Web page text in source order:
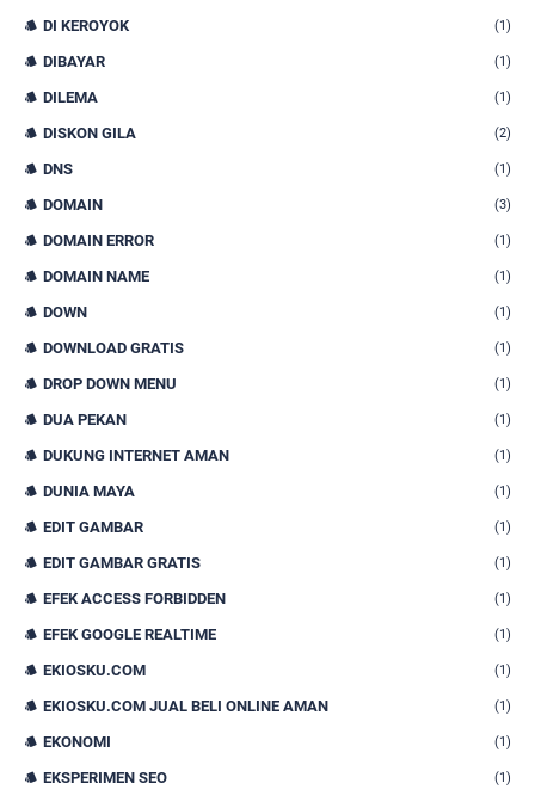
DI KEROYOK (1)
DIBAYAR (1)
DILEMA (1)
DISKON GILA (2)
DNS (1)
DOMAIN (3)
DOMAIN ERROR (1)
DOMAIN NAME (1)
DOWN (1)
DOWNLOAD GRATIS (1)
DROP DOWN MENU (1)
DUA PEKAN (1)
DUKUNG INTERNET AMAN (1)
DUNIA MAYA (1)
EDIT GAMBAR (1)
EDIT GAMBAR GRATIS (1)
EFEK ACCESS FORBIDDEN (1)
EFEK GOOGLE REALTIME (1)
EKIOSKU.COM (1)
EKIOSKU.COM JUAL BELI ONLINE AMAN (1)
EKONOMI (1)
EKSPERIMEN SEO (1)